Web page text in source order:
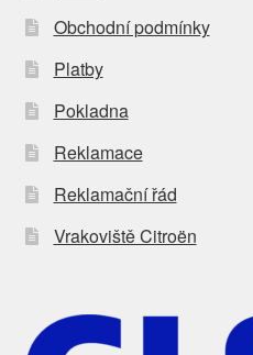
Obchodní podmínky
Platby
Pokladna
Reklamace
Reklamační řád
Vrakoviště Citroën